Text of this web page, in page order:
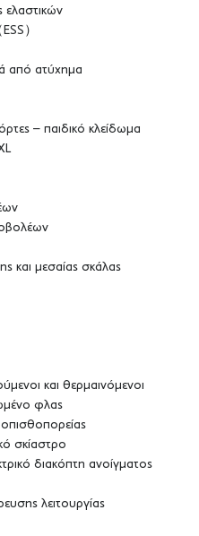
）
από ατύχημα
– παιδικό κλείδωμα
και μεσαίας σκάλας
και θερμαινόμενοι
φλας
σκίαστρο
διακόπτη ανοίγματος
λειτουργίας